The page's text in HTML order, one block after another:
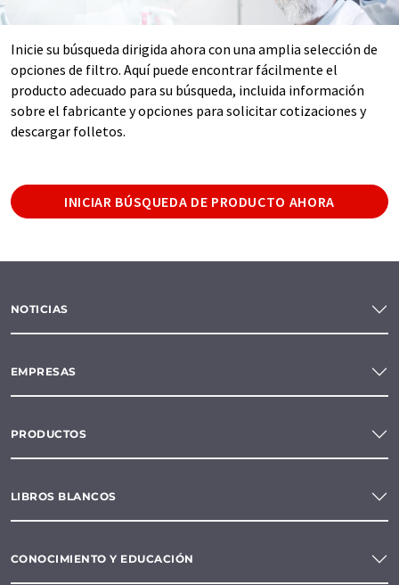
Inicie su búsqueda dirigida ahora con una amplia selección de
opciones de filtro. Aquí puede encontrar fácilmente el
producto adecuado para su búsqueda, incluida información
sobre el fabricante y opciones para solicitar cotizaciones y
descargar folletos.
INICIAR BÚSQUEDA DE PRODUCTO AHORA
NOTICIAS
EMPRESAS
PRODUCTOS
LIBROS BLANCOS
CONOCIMIENTO Y EDUCACIÓN